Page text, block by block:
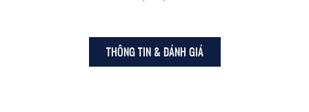
THÔNG TIN & ĐÁNH GIÁ